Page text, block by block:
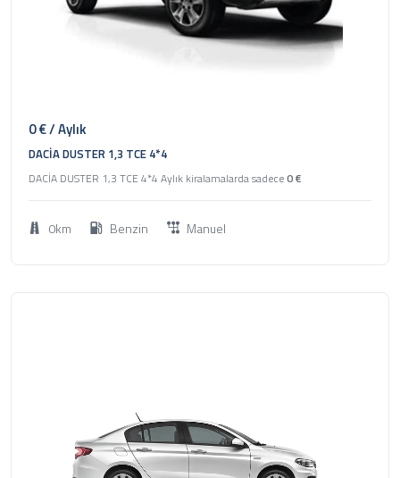
0€ / Aylık
DACİA DUSTER 1,3 TCE 4*4
DACİA DUSTER 1,3 TCE 4*4 Aylık kiralamalarda sadece0€
0km Benzin Manuel